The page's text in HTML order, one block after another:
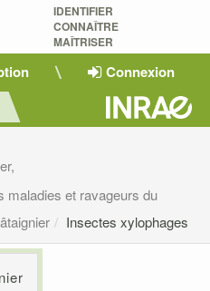
IDENTIFIER
CONNAÎTRE
MAÎTRISER
Connexion
maladies et ravageurs du
Insectes xylophages